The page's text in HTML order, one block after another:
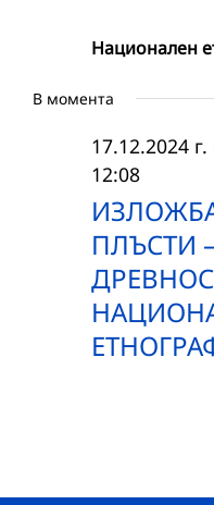
Национален
В момента
ПЛЪСТИ
17.12.2024 г.
12:08